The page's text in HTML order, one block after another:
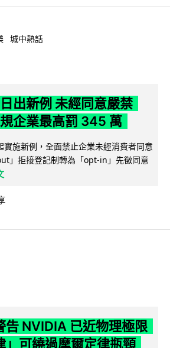
城中熱話
出新例 未經同意嚴禁
企業最高罰 345 萬
實施新例，全面禁止企業未經消費者同意
」拒接登記制轉為「opt-in」先徵同意
告 NVIDIA 已近物理極限
」可繞過摩爾定律瓶頸